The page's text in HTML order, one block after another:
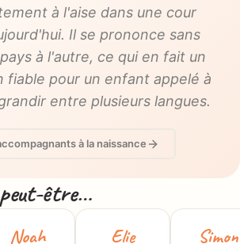
à l'aise dans une cour
Il se prononce sans
à l'autre, ce qui en fait un
fiable pour un enfant appelé à
entre plusieurs langues.
à la naissance
être…
Noah Elie Simon